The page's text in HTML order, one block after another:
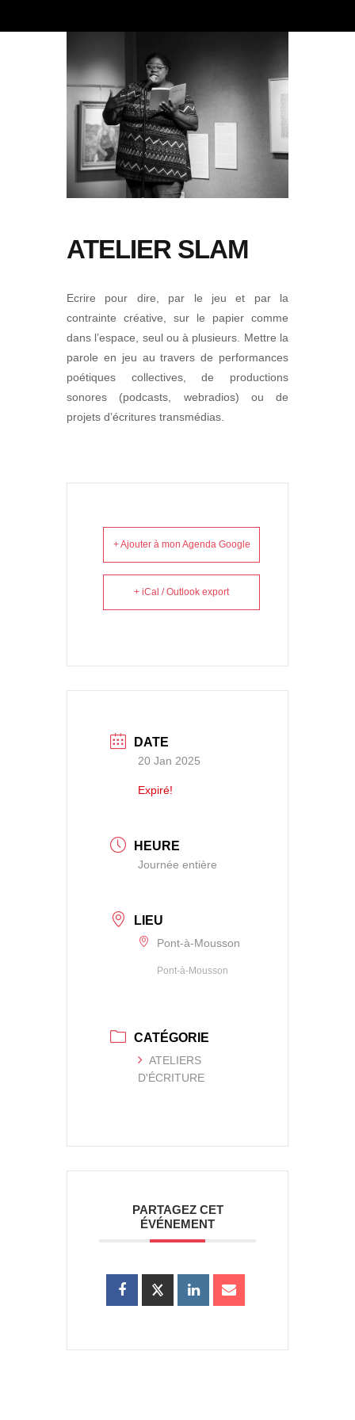
ATELIER SLAM
Ecrire pour dire, par le jeu et par la
contrainte créative, sur le papier comme
dans l’espace, seul ou à plusieurs. Mettre la
parole en jeu au travers de performances
poétiques collectives, de productions
sonores (podcasts, webradios) ou de
projets d’écritures transmédias.
+ Ajouter à mon Agenda Google
+ iCal / Outlook export
DATE
20 Jan 2025
Expiré!
HEURE
Journée entière
LIEU
Pont-à-Mousson
Pont-à-Mousson
CATÉGORIE
ATELIERS
D'ÉCRITURE
PARTAGEZ CET
ÉVÉNEMENT